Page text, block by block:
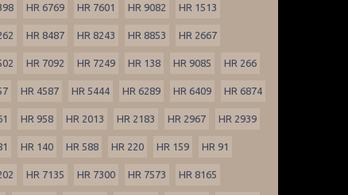
HR 6769 HR 7601 HR 9082 HR 1513
HR 8487 HR 8243 HR 8853 HR 2667
HR 7092 HR 7249 HR 138 HR 9085 HR 266
HR 4587 HR 5444 HR 6289 HR 6409 HR 6874
HR 958 HR 2013 HR 2183 HR 2967 HR 2939
HR 140 HR 588 HR 220 HR 159 HR 91
HR 7135 HR 7300 HR 7573 HR 8165